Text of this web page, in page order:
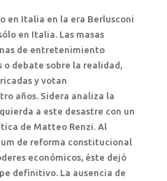
en Italia en la era Berlusconi
en Italia. Las masas
de entretenimiento
o debate sobre la realidad,
y votan
años. Sidera analiza la
a este desastre con un
de Matteo Renzi. Al
de reforma constitucional
económicos, éste dejó
definitivo. La ausencia de